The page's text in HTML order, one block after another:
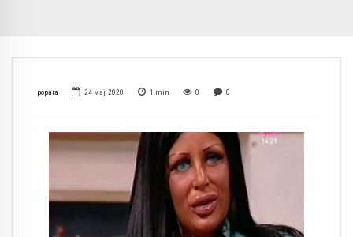
popara 24 мај, 2020 1 min 0 0